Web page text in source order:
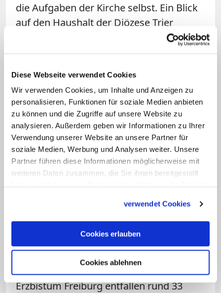
Diese Webseite verwendet Cookies
Wir verwenden Cookies, um Inhalte und Anzeigen zu
personalisieren, Funktionen für soziale Medien anbieten
zu können und die Zugriffe auf unsere Website zu
analysieren. Außerdem geben wir Informationen zu Ihrer
Verwendung unserer Website an unsere Partner für
soziale Medien, Werbung und Analysen weiter. Unsere
Partner führen diese Informationen möglicherweise mit
weiteren Daten zusammen, die Sie ihnen bereitgestellt
verwendet Cookies
Cookies erlauben
Cookies ablehnen
die Aufgaben der Kirche selbst. Ein Blick
auf den Haushalt der Diözese Trier
offenbart zum Beispiel, dass das meiste
Gemeindeseelsorge, aber auch Schulen
und Hochschulen, Erziehung und
Beratung. "Wir geben Zuschüsse in Höhe
von drei Millionen Euro für
Baumaßnahmen im
Kindergartenbereich, was auch mit den
neuen Anforderungen zusammenhängt,
Verfügung zu stellen", konkretisiert
Ein wichtiger Aufgabenbereich der Kirche
sind auch die sozialen Dienste. Im
Erzbistum Freiburg entfallen rund 33